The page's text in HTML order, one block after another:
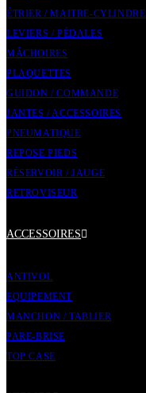
ÉTRIER / MAITRE-CYLINDRE
LEVIERS / PÉDALES
MÂCHOIRES
PLAQUETTES
GUIDON / COMMANDE
JANTES / ACCESSOIRES
PNEUMATIQUE
REPOSE PIEDS
RÉSERVOIR / JAUGE
RETROVISEUR
ACCESSOIRES
ANTIVOL
EQUIPEMENT
MANCHON / TABLIER
PARE-BRISE
TOP CASE